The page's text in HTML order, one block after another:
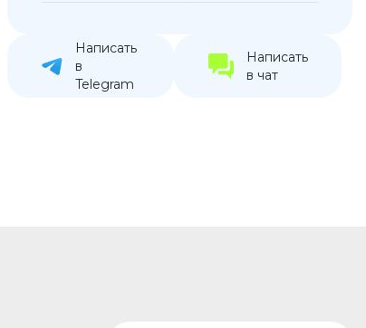
Написать
в
Telegram
Написать
в чат